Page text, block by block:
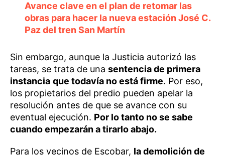
Avance clave en el plan de retomar las
obras para hacer la nueva estación José C.
Paz del tren San Martín
Sin embargo, aunque la Justicia autorizó las
tareas, se trata de una sentencia de primera
instancia que todavía no está firme. Por eso,
los propietarios del predio pueden apelar la
resolución antes de que se avance con su
eventual ejecución. Por lo tanto no se sabe
cuando empezarán a tirarlo abajo.
Para los vecinos de Escobar, la demolición de